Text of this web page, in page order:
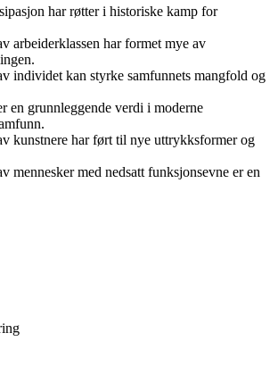
har røtter i historiske kamp for
arbeiderklassen har formet mye av
individet kan styrke samfunnets mangfold og
en grunnleggende verdi i moderne
kunstnere har ført til nye uttrykksformer og
mennesker med nedsatt funksjonsevne er en